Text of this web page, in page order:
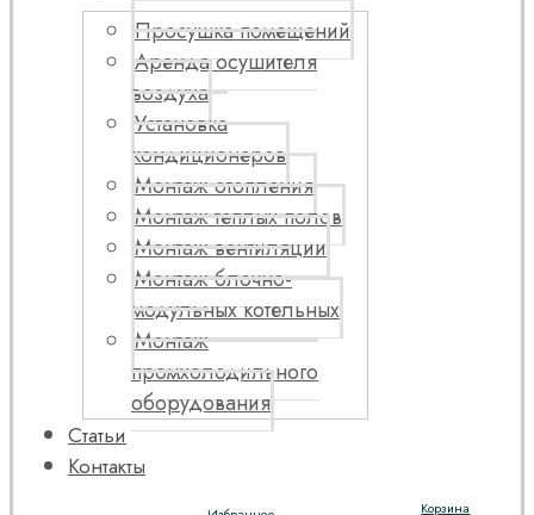
Просушка помещений
Аренда осушителя
воздуха
Установка
кондиционеров
Монтаж отопления
Монтаж теплых полов
Монтаж вентиляции
Монтаж блочно-
модульных котельных
Монтаж
промхолодильного
оборудования
Статьи
Контакты
Корзина